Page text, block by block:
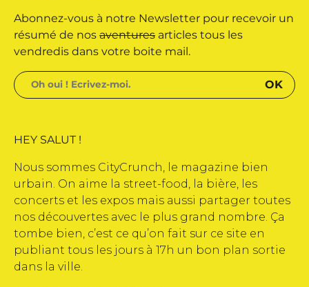
par Buena Onda Web •
Abonnez-vous à notre Newsletter pour recevoir un
résumé de nos aventures articles tous les
vendredis dans votre boite mail.
HEY SALUT !
Nous sommes CityCrunch, le magazine bien
urbain. On aime la street-food, la bière, les
concerts et les expos mais aussi partager toutes
nos découvertes avec le plus grand nombre. Ça
tombe bien, c’est ce qu’on fait sur ce site en
publiant tous les jours à 17h un bon plan sortie
dans la ville.